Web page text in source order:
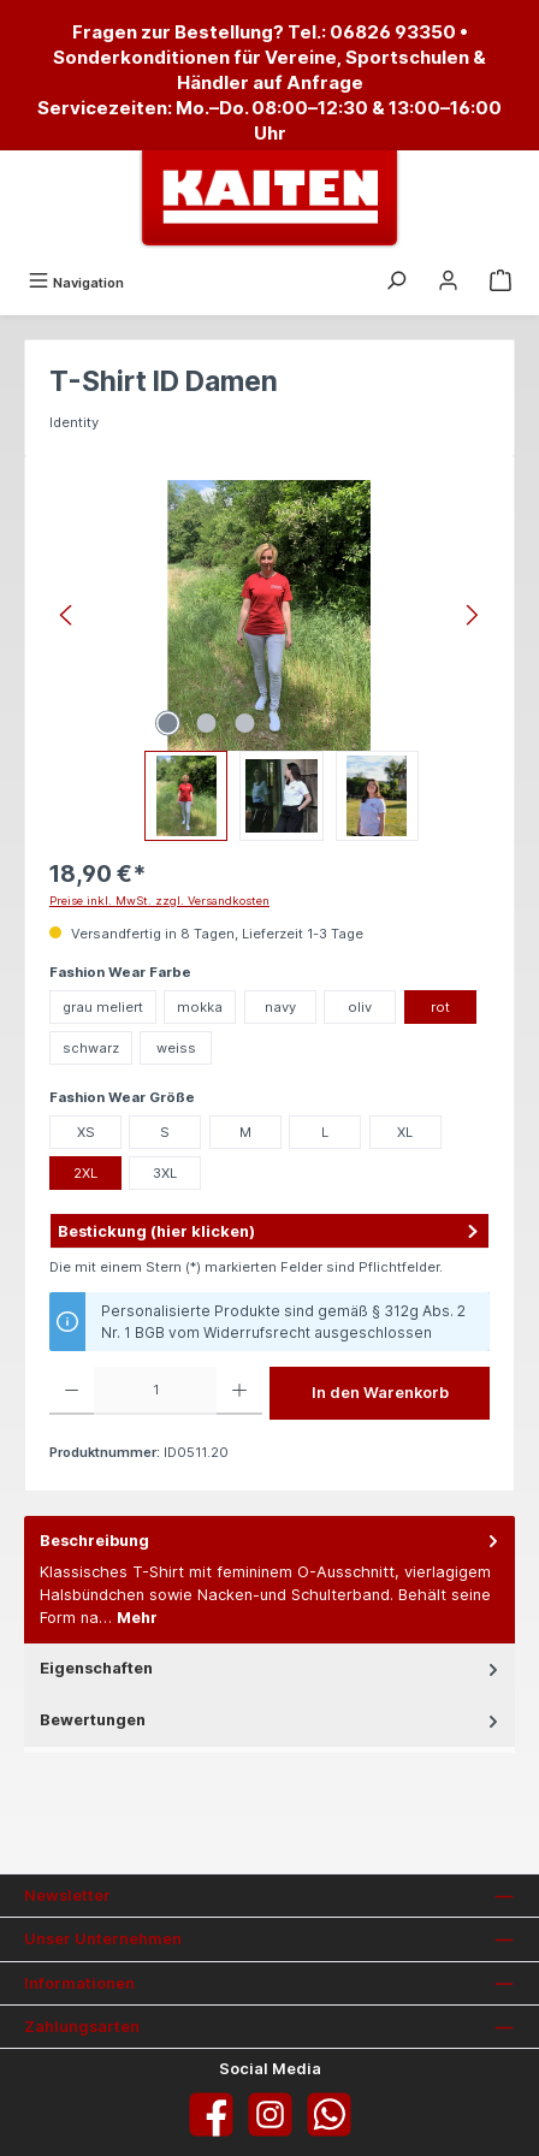
Fragen zur Bestellung? Tel.: 06826 93350 •
Sonderkonditionen für Vereine, Sportschulen &
Händler auf Anfrage
Servicezeiten: Mo.–Do. 08:00–12:30 & 13:00–16:00
Uhr
Navigation
T-Shirt ID Damen
Identity
Bildergalerie überspringen
18,90 €*
Preise inkl. MwSt. zzgl. Versandkosten
Versandfertig in 8 Tagen, Lieferzeit 1-3 Tage
Fashion Wear Farbe
grau meliert mokka navy oliv rot
schwarz weiss
Fashion Wear Größe
XS S M L XL
2XL 3XL
Bestickung (hier klicken)
Die mit einem Stern (*) markierten Felder sind Pflichtfelder.
Personalisierte Produkte sind gemäß § 312g Abs. 2
Nr. 1 BGB vom Widerrufsrecht ausgeschlossen
In den Warenkorb
Produktnummer: ID0511.20
Beschreibung
Klassisches T-Shirt mit femininem O-Ausschnitt, vierlagigem
Halsbündchen sowie Nacken-und Schulterband. Behält seine
Form na… Mehr
Eigenschaften
Bewertungen
Newsletter
Unser Unternehmen
Informationen
Zahlungsarten
Social Media
Facebook InstagramWhatsApp